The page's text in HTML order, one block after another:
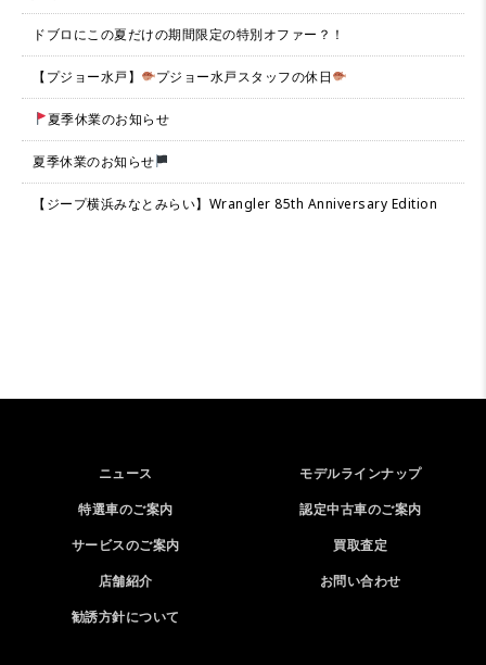
ドブロにこの夏だけの期間限定の特別オファー？！
【プジョー水戸】 プジョー水戸スタッフの休日
夏季休業のお知らせ
夏季休業のお知らせ
【ジープ横浜みなとみらい】Wrangler 85th Anniversary Edition
ニュース
モデルラインナップ
特選車のご案内
認定中古車のご案内
サービスのご案内
買取査定
店舗紹介
お問い合わせ
勧誘方針について